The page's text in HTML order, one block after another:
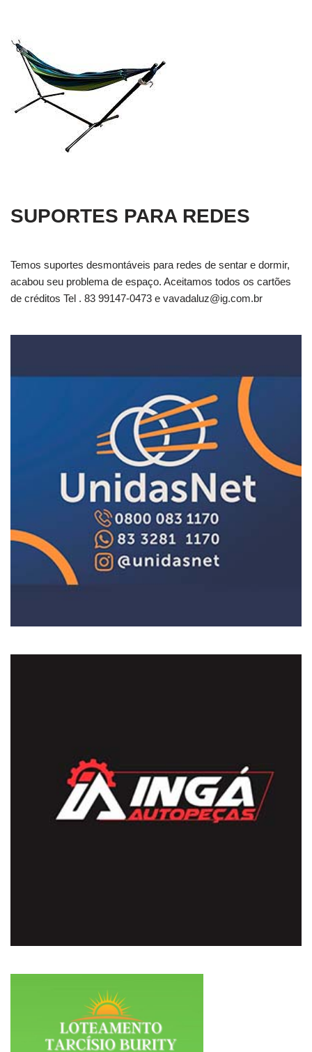
SUPORTES PARA REDES
Temos suportes desmontáveis para redes de sentar e dormir,
acabou seu problema de espaço. Aceitamos todos os cartões
de créditos Tel . 83 99147-0473 e vavadaluz@ig.com.br